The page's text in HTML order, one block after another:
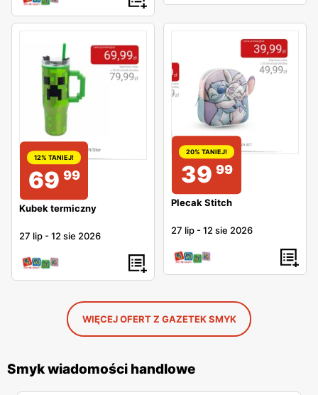
12% TANIEJ!
69 99
Kubek termiczny
27 lip -12 sie 2026
20% TANIEJ!
39 99
Plecak Stitch
27 lip -12 sie 2026
WIĘCEJ OFERT Z GAZETEK SMYK
Smyk wiadomości handlowe